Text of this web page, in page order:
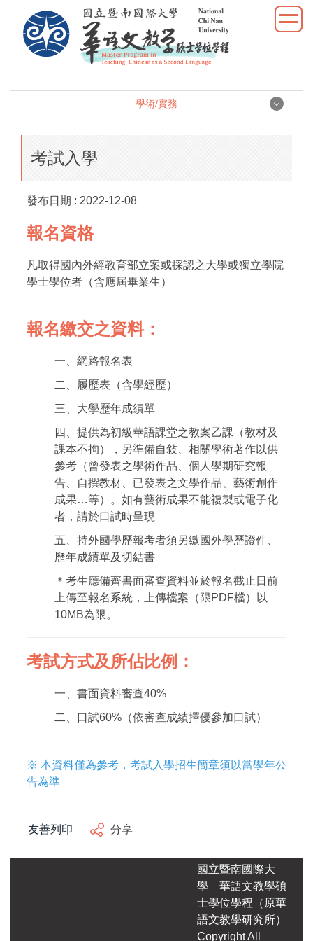
容
學術/實務
教學實習
優秀表現
自編教材
考試入學
發布日期 : 2022-12-08
報名資格
凡取得國內外經教育部立案或採認之大學或獨立學院
學士學位者（含應屆畢業生）
報名繳交之資料：
一、網路報名表
二、履歷表（含學經歷）
三、大學歷年成績單
四、提供為初級華語課堂之教案乙課（教材及
課本不拘），另準備自敍、相關學術著作以供
參考（曾發表之學術作品、個人學期研究報
告、自撰教材、已發表之文學作品、藝術創作
成果…等）。如有藝術成果不能複製或電子化
者，請於口試時呈現
五、持外國學歷報考者須另繳國外學歷證件、
歷年成績單及切結書
＊考生應備齊書面審查資料並於報名截止日前
上傳至報名系統，上傳檔案（限PDF檔）以
10MB為限。
考試方式及所佔比例：
一、書面資料審查40%
二、口試60%（依審查成績擇優參加口試）
※ 本資料僅為參考，考試入學招生簡章須以當學年公
告為準
友善列印 分享
國立暨南國際大
學 華語文教學碩
士學位學程（原華
語文教學研究所）
Copyright All